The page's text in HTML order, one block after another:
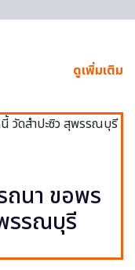
ดูเพิ่มเติม
ถนา ขอพร
รรณบุรี